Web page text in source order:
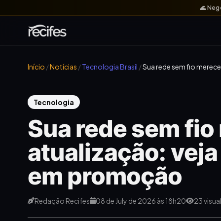
🌊
Início /Notícias /Tecnologia Brasil /Sua rede sem fio
Tecnologia
Sua rede sem
atualização:
em promoção
Redação Recifes 08 de July de 2026 às 18h20 23